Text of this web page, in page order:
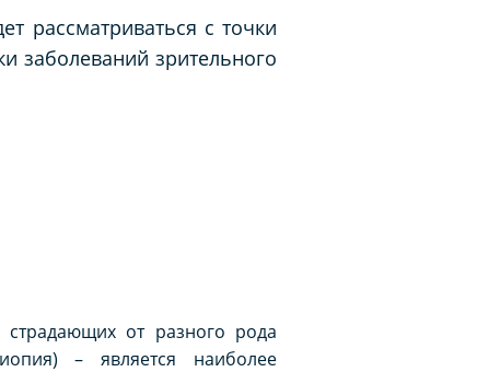
рассматриваться с точки
заболеваний зрительного
от разного рода
– является наиболее